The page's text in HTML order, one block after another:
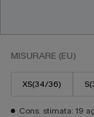
MISURARE (EU)
XS(34/36)
Cons. stimata: 19